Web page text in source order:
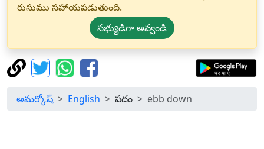
రుసుము సహాయపడుతుంది.
సభ్యుడిగా అవ్వండి
అమర్కోష్ English పదం ebb down